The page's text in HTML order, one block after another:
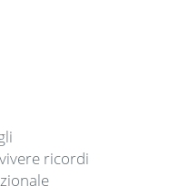
ricordi